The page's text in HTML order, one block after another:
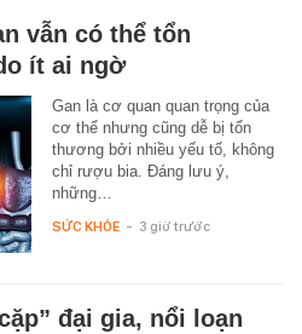
vẫn có thể tổn
ít ai ngờ
Gan là cơ quan quan trọng của
cơ thể nhưng cũng dễ bị tổn
thương bởi nhiều yếu tố, không
chỉ rượu bia. Đáng lưu ý,
những…
SỨC KHỎE - 3 giờ trước
đại gia, nổi loạn